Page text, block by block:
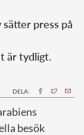
press på
är tydligt.
DELA:
besök